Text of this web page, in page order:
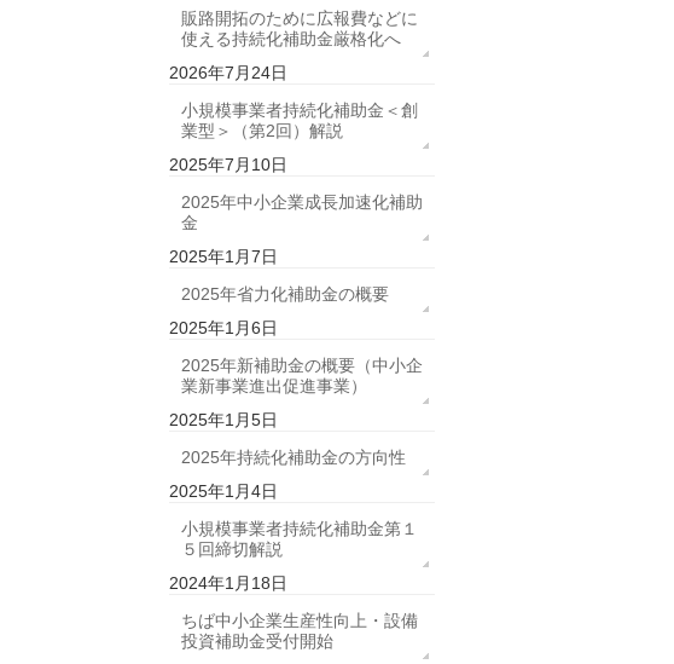
販路開拓のために広報費などに
使える持続化補助金厳格化へ
2026年7月24日
小規模事業者持続化補助金＜創
業型＞（第2回）解説
2025年7月10日
2025年中小企業成長加速化補助
金
2025年1月7日
2025年省力化補助金の概要
2025年1月6日
2025年新補助金の概要（中小企
業新事業進出促進事業）
2025年1月5日
2025年持続化補助金の方向性
2025年1月4日
小規模事業者持続化補助金第１
５回締切解説
2024年1月18日
ちば中小企業生産性向上・設備
投資補助金受付開始